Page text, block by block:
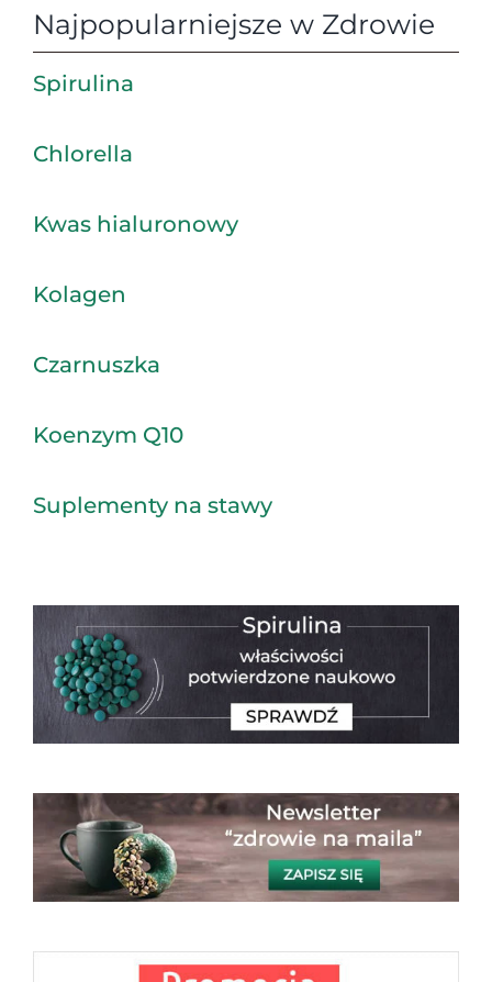
Najpopularniejsze w Zdrowie
Spirulina
Chlorella
Kwas hialuronowy
Kolagen
Czarnuszka
Koenzym Q10
Suplementy na stawy